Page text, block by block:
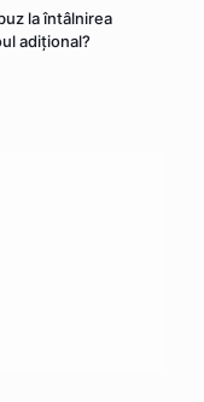
la întâlnirea
adiţional?